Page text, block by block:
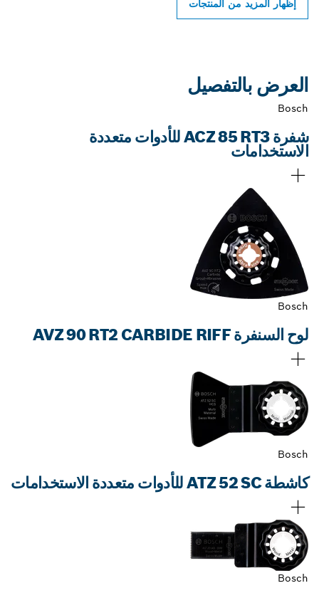
إظهار المزيد من المنتجات
العرض بالتفصيل
Bosch
شفرة ACZ 85 RT3 للأدوات متعددة
الاستخدامات
Bosch
لوح السنفرة AVZ 90 RT2 CARBIDE RIFF
Bosch
كاشطة ATZ 52 SC للأدوات متعددة الاستخدامات
Bosch